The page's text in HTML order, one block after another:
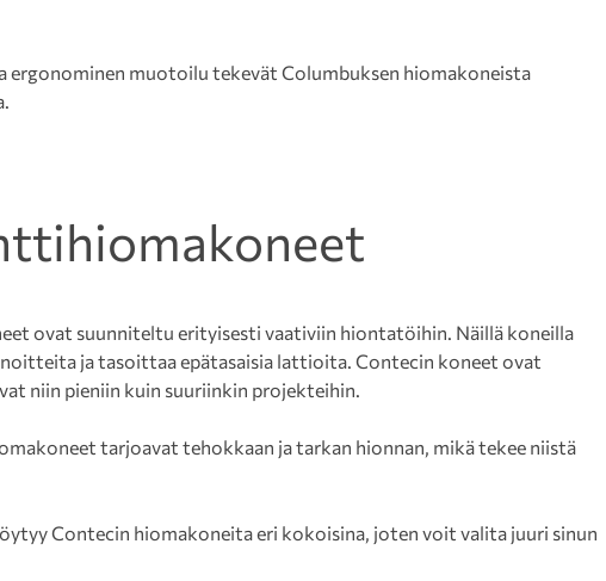
ergonominen muotoilu tekevät Columbuksen hiomakoneista
ovat suunniteltu erityisesti vaativiin hiontatöihin. Näillä koneilla
ja tasoittaa epätasaisia lattioita. Contecin koneet ovat
niin pieniin kuin suuriinkin projekteihin.
tarjoavat tehokkaan ja tarkan hionnan, mikä tekee niistä
Contecin hiomakoneita eri kokoisina, joten voit valita juuri sinun